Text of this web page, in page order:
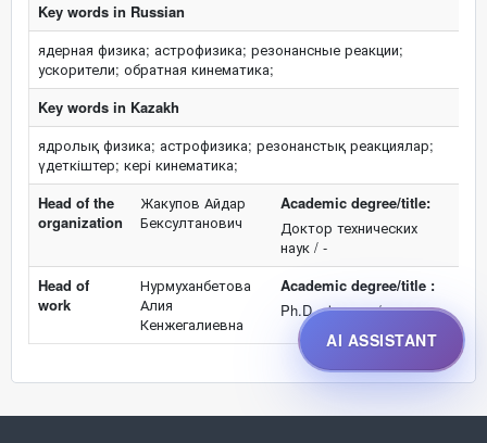
Key words in Russian
ядерная физика; астрофизика; резонансные реакции;
ускорители; обратная кинематика;
Key words in Kazakh
ядролық физика; астрофизика; резонанстық реакциялар;
үдеткіштер; кері кинематика;
Head of the
organization
Жакупов Айдар
Бексултанович
Academic degree/title:
Доктор технических
наук / -
Head of
work
Нурмуханбетова
Алия
Кенжегалиевна
Academic degree/title :
Ph.D. -физика / -
AI ASSISTANT